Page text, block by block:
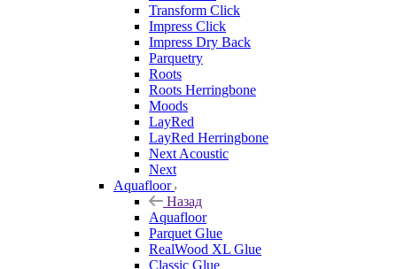
Transform Click
Impress Click
Impress Dry Back
Parquetry
Roots
Roots Herringbone
Moods
LayRed
LayRed Herringbone
Next Acoustic
Next
Aquafloor
Назад
Aquafloor
Parquet Glue
RealWood XL Glue
Classic Glue